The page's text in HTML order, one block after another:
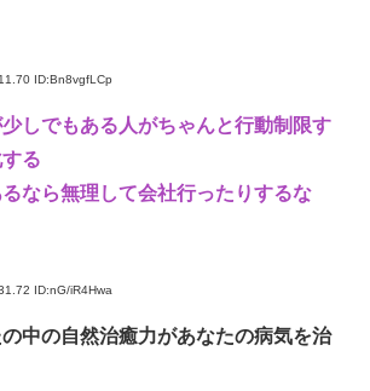
ID:Bn8vgfLCp
しでもある人がちゃんと行動制限す
る
なら無理して会社行ったりするな
ID:nG/iR4Hwa
中の自然治癒力があなたの病気を治